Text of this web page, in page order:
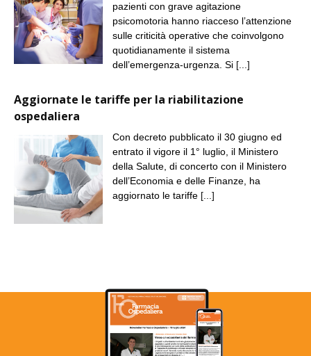
pazienti con grave agitazione
psicomotoria hanno riacceso l’attenzione
sulle criticità operative che coinvolgono
quotidianamente il sistema
dell’emergenza-urgenza. Si [...]
Aggiornate le tariffe per la riabilitazione
ospedaliera
Con decreto pubblicato il 30 giugno ed
entrato il vigore il 1° luglio, il Ministero
della Salute, di concerto con il Ministero
dell’Economia e delle Finanze, ha
aggiornato le tariffe [...]